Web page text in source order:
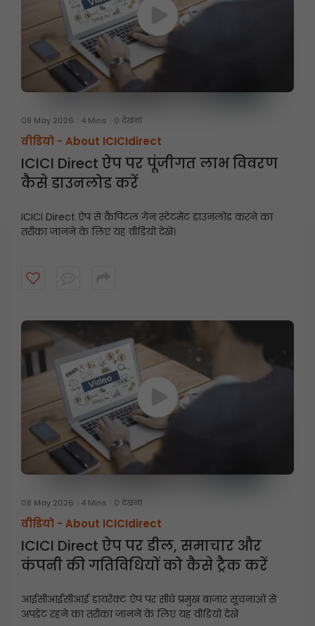
08 May 2026 4 Mins 0 देखना
वीडियो - About ICICIdirect
ICICI Direct ऐप पर पूंजीगत लाभ विवरण
कैसे डाउनलोड करें
ICICI Direct ऐप से कैपिटल गेन स्टेटमेंट डाउनलोड करने का
तरीका जानने के लिए यह वीडियो देखें।
08 May 2026 4 Mins 0 देखना
वीडियो - About ICICIdirect
ICICI Direct ऐप पर डील, समाचार और
कंपनी की गतिविधियों को कैसे ट्रैक करें
आईसीआईसीआई डायरेक्ट ऐप पर सीधे प्रमुख बाजार सूचनाओं से
अपडेट रहने का तरीका जानने के लिए यह वीडियो देखें